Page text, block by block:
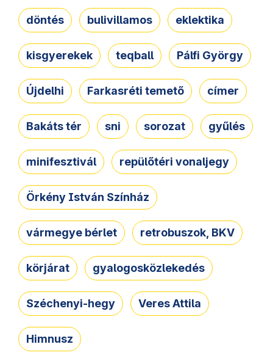
döntés bulivillamos eklektika
kisgyerekek teqball Pálfi György
Újdelhi Farkasréti temető címer
Bakáts tér sni sorozat gyűlés
minifesztivál repülőtéri vonaljegy
Örkény István Színház
vármegye bérlet retrobuszok, BKV
körjárat gyalogosközlekedés
Széchenyi-hegy Veres Attila
Himnusz